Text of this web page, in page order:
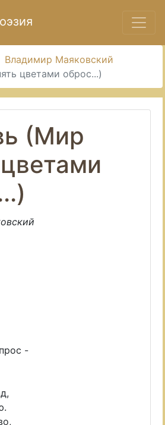
Владимир Маяковский
цветами оброс...)
(Мир
-